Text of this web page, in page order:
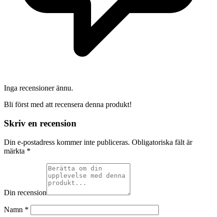
Inga recensioner ännu.
Bli först med att recensera denna produkt!
Skriv en recension
Din e-postadress kommer inte publiceras. Obligatoriska fält är
märkta *
Din recension
Namn *